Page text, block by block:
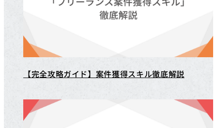
【完全攻略ガイド】案件獲得スキル徹底解説